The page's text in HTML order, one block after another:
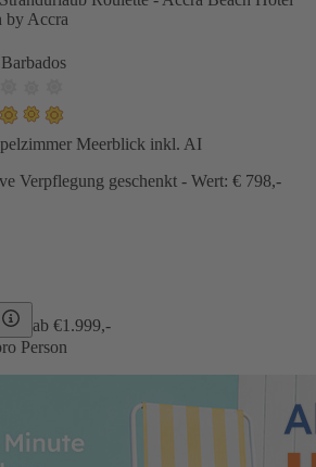
by Accra
Meerblick inkl. AI
Verpflegung geschenkt - Wert: € 798,-
ab €1.999,-
Person